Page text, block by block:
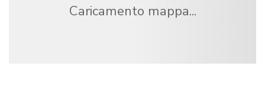
Caricamento mappa...